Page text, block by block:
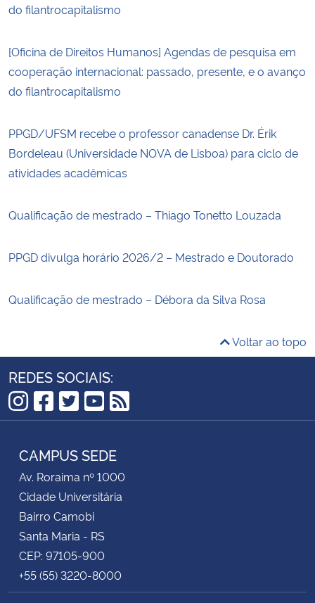
do filantrocapitalismo
[Oficina de Direitos Humanos] Agendas de pesquisa em
cooperação internacional: passado, presente, e o avanço
do filantrocapitalismo
PPGD/UFSM recebe o professor canadense Dr. Érik
Bordeleau (Universidade NOVA de Lisboa) para ciclo de
atividades acadêmicas
Qualificação de mestrado – Thiago Tonetto Louzada
PPGD divulga horário 2026/2 – Mestrado e Doutorado
Qualificação de mestrado – Débora da Silva Rosa
Voltar ao topo
REDES SOCIAIS:
Instagram
Facebook
Twitter
YouTube
RSS
CAMPUS SEDE
Av. Roraima nº 1000
Cidade Universitária
Bairro Camobi
Santa Maria - RS
CEP: 97105-900
+55 (55) 3220-8000